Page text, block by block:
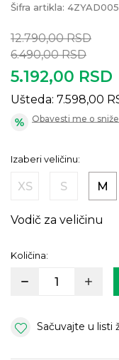
Šifra artikla:
12.790,00 RSD
6.490,00 RSD
5.192,00 RSD
Ušteda: 7.598,00
Obavesti me o
Izaberi veličinu:
XS S M
Vodič za veličinu
Količina:
Sačuvajte u listi